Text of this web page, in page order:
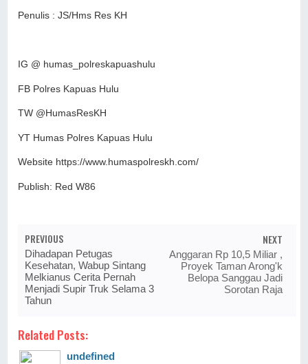
Penulis : JS/Hms Res KH
IG @ humas_polreskapuashulu
FB Polres Kapuas Hulu
TW @HumasResKH
YT Humas Polres Kapuas Hulu
Website https://www.humaspolreskh.com/
Publish: Red W86
PREVIOUS
Dihadapan Petugas
Kesehatan, Wabup Sintang
Melkianus Cerita Pernah
Menjadi Supir Truk Selama 3
Tahun
NEXT
Anggaran Rp 10,5 Miliar ,
Proyek Taman Arong'k
Belopa Sanggau Jadi
Sorotan Raja
Related Posts:
undefined